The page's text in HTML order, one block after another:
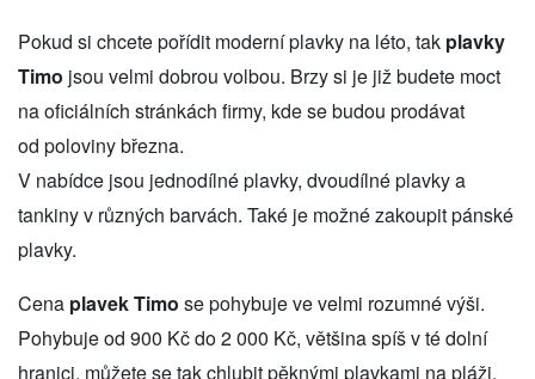
Pokud si chcete pořídit moderní plavky na léto, tak plavky
Timo jsou velmi dobrou volbou. Brzy si je již budete moct
na oficiálních stránkách firmy, kde se budou prodávat
od poloviny března.
V nabídce jsou jednodílné plavky, dvoudílné plavky a
tankiny v různých barvách. Také je možné zakoupit pánské
plavky.
Cena plavek Timo se pohybuje ve velmi rozumné výši.
Pohybuje od 900 Kč do 2 000 Kč, většina spíš v té dolní
hranici. můžete se tak chlubit pěknými plavkami na pláži,